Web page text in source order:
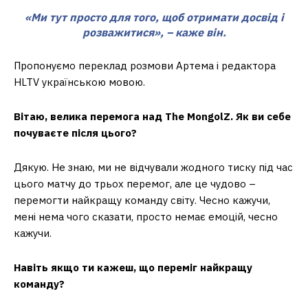
«Ми тут просто для того, щоб отримати досвід і
розважитися», – каже він.
Пропонуємо переклад розмови Артема і редактора
HLTV українською мовою.
Вітаю, велика перемога над The ​​MongolZ. Як ви себе
почуваєте після цього?
Дякую. Не знаю, ми не відчували жодного тиску під час
цього матчу до трьох перемог, але це чудово –
перемогти найкращу команду світу. Чесно кажучи,
мені нема чого сказати, просто немає емоцій, чесно
кажучи.
Навіть якщо ти кажеш, що переміг найкращу
команду?